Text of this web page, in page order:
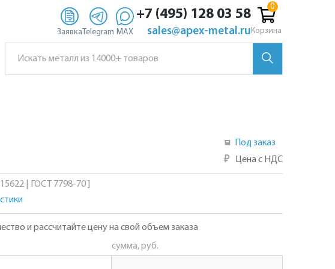
Заявка Telegram MAX
+7 (495) 128 03 58
sales@apex-metal.ru Корзина
Под заказ
₽
Цена с НДС
| ГОСТ 7798-70 ]
и рассчитайте цену на свой объем заказа
сумма, руб.